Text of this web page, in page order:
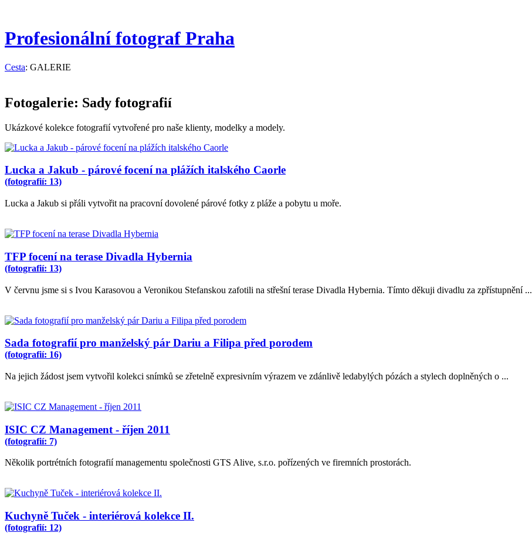
Profesionální fotograf Praha
Cesta: GALERIE
Fotogalerie: Sady fotografií
Ukázkové kolekce fotografií vytvořené pro naše klienty, modelky a modely.
Lucka a Jakub - párové focení na plážích italského Caorle
(fotografií: 13)
Lucka a Jakub si přáli vytvořit na pracovní dovolené párové fotky z pláže a pobytu u moře.
TFP focení na terase Divadla Hybernia
(fotografií: 13)
V červnu jsme si s Ivou Karasovou a Veronikou Stefanskou zafotili na střešní terase Divadla Hybernia. Tímto děkuji divadlu za zpřístupnění ...
Sada fotografií pro manželský pár Dariu a Filipa před porodem
(fotografií: 16)
Na jejich žádost jsem vytvořil kolekci snímků se zřetelně expresivním výrazem ve zdánlivě ledabylých pózách a stylech doplněných o ...
ISIC CZ Management - říjen 2011
(fotografií: 7)
Několik portrétních fotografií managementu společnosti GTS Alive, s.r.o. pořízených ve firemních prostorách.
Kuchyně Tuček - interiérová kolekce II.
(fotografií: 12)